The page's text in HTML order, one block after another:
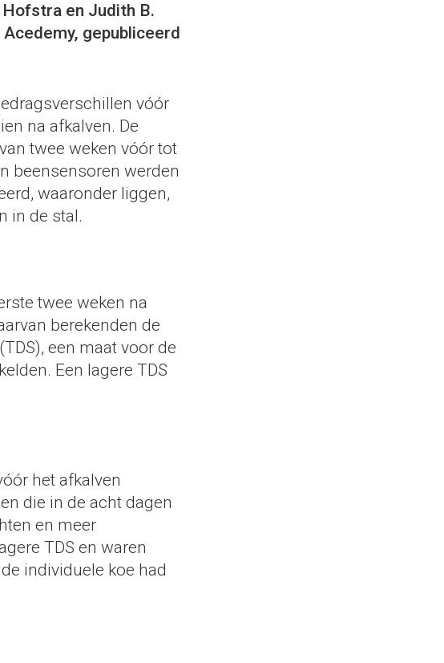
en Judith B.
Acedemy, gepubliceerd
vóór
na afkalven. De
twee weken vóór tot
beensensoren werden
waaronder liggen,
in de stal.
twee weken na
berekenden de
een maat voor de
Een lagere TDS
het afkalven
die in de acht dagen
en meer
TDS en waren
individuele koe had